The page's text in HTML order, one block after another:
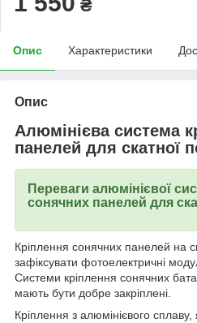
₴
Опис Характеристики
Опис
Алюмінієва система
панелей для скатної
Переваги алюмінієвої
сонячних панелей для
Кріплення сонячних панелей на
зафіксувати фотоелектричні
Системи кріплення сонячних
мають бути добре закріплені.
Кріплення з алюмінієвого